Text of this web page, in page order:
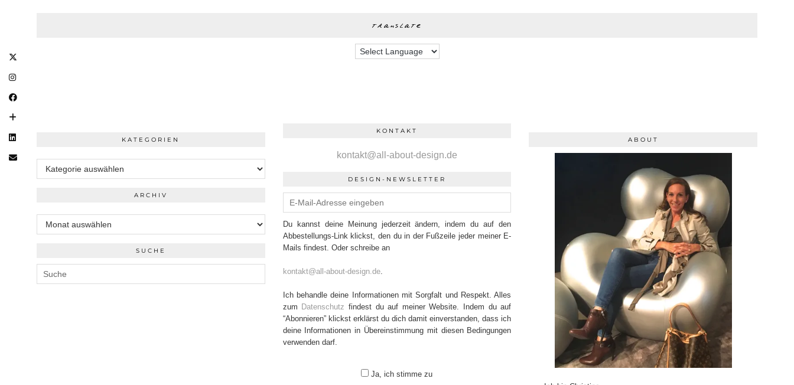
translate
KATEGORIEN
Kategorien
ARCHIV
Archiv
SUCHE
KONTAKT
kontakt@all-about-design.de
DESIGN-NEWSLETTER
Du kannst deine Meinung jederzeit ändern, indem du auf den
Abbestellungs-Link klickst, den du in der Fußzeile jeder meiner E-
Mails findest. Oder schreibe an
kontakt@all-about-design.de.
Ich behandle deine Informationen mit Sorgfalt und Respekt. Alles
zum Datenschutz findest du auf meiner Website. Indem du auf
“Abonnieren” klickst erklärst du dich damit einverstanden, dass ich
deine Informationen in Übereinstimmung mit diesen Bedingungen
verwenden darf.
Ja, ich stimme zu
ABOUT